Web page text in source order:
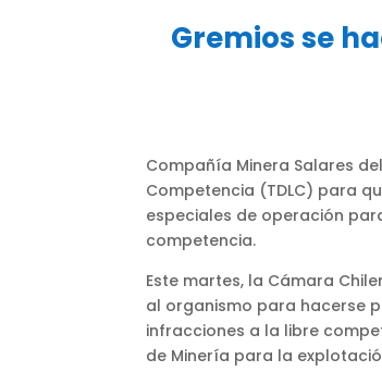
Gremios se
Compañía Minera Salares
Competencia (TDLC) para
especiales de operación
competencia.
Este martes, la Cámara
al organismo para hacerse
infracciones a la libre
de Minería para la